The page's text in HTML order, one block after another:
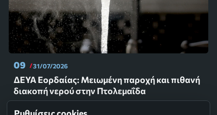
09 31/07/2026
ΔΕΥΑ Εορδαίας: Μειωμένη παροχή και πιθανή
διακοπή νερού στην Πτολεμαΐδα